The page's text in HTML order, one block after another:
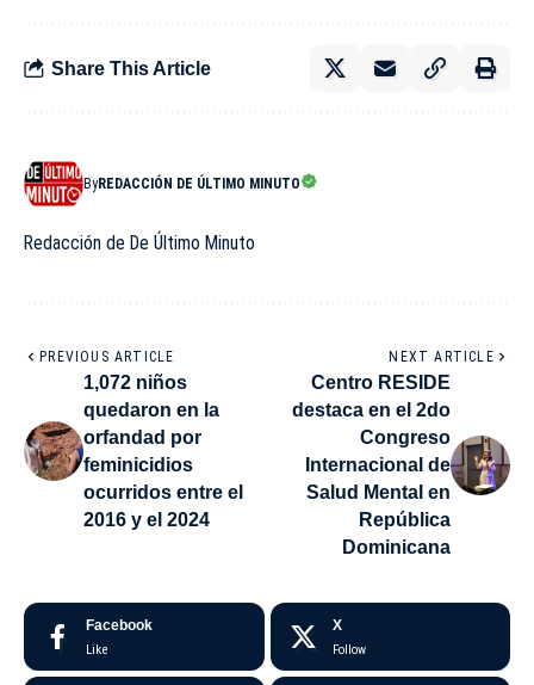
Share This Article
ByREDACCIÓN DE ÚLTIMO MINUTO
Redacción de De Último Minuto
PREVIOUS ARTICLE
1,072 niños
quedaron en la
orfandad por
feminicidios
ocurridos entre el
2016 y el 2024
NEXT ARTICLE
Centro RESIDE
destaca en el 2do
Congreso
Internacional de
Salud Mental en
República
Dominicana
Facebook
Like
X
Follow